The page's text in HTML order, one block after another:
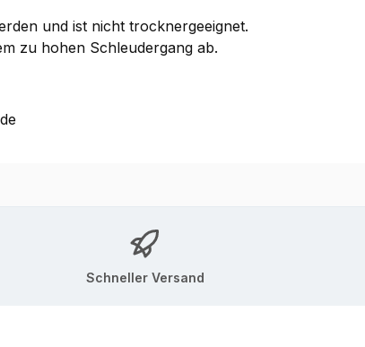
und ist nicht trocknergeeignet.
zu hohen Schleudergang ab.
Schneller Versand